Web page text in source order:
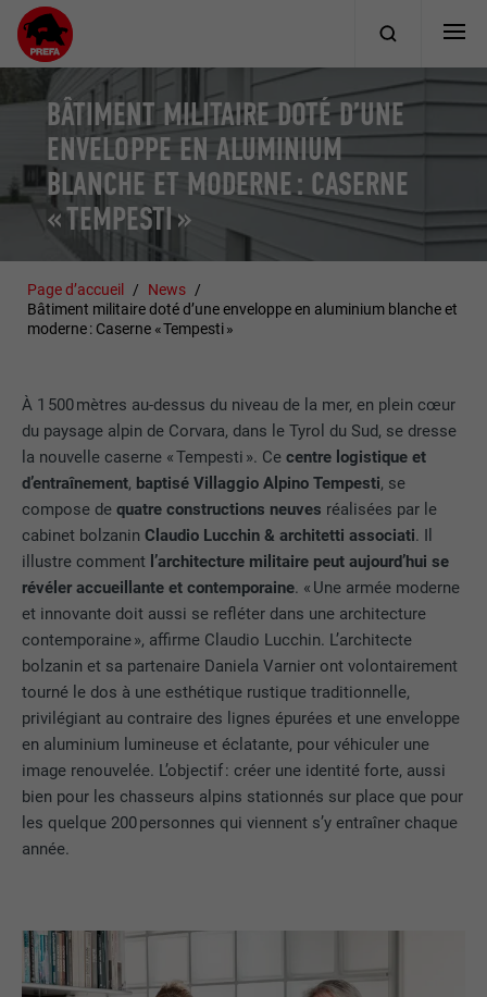
BÂTIMENT MILITAIRE DOTÉ D’UNE
ENVELOPPE EN ALUMINIUM
BLANCHE ET MODERNE : CASERNE
« TEMPESTI »
Page d’accueil
News
Bâtiment militaire doté d’une enveloppe en aluminium blanche et
moderne : Caserne « Tempesti »
À 1 500 mètres au-dessus du niveau de la mer, en plein cœur
du paysage alpin de Corvara, dans le Tyrol du Sud, se dresse
la nouvelle caserne « Tempesti ». Cecentre logistique et
d’entraînement, baptisé Villaggio Alpino Tempesti, se
compose de quatre constructions neuves réalisées par le
cabinet bolzaninClaudio Lucchin & architetti associati. Il
illustre comment l’architecture militaire peut aujourd’hui se
révéler accueillante et contemporaine. « Une armée moderne
et innovante doit aussi se refléter dans une architecture
contemporaine », affirme Claudio Lucchin. L’architecte
bolzanin et sa partenaire Daniela Varnier ont volontairement
tourné le dos à une esthétique rustique traditionnelle,
privilégiant au contraire des lignes épurées et une enveloppe
en aluminium lumineuse et éclatante, pour véhiculer une
image renouvelée. L’objectif : créer une identité forte, aussi
bien pour les chasseurs alpins stationnés sur place que pour
les quelque 200 personnes qui viennent s’y entraîner chaque
année.